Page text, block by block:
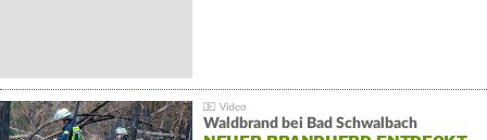
Waldbrand bei Bad Schwalbach